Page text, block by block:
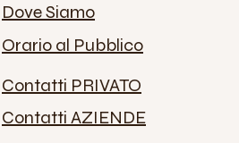
Dove Siamo
Orario al Pubblico
Contatti PRIVATO
Contatti AZIENDE